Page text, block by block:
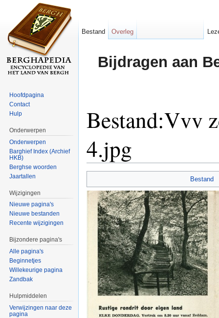
Bijdragen aan
Bestand:Vvv
4.jpg
Bestand
Bestand Overleg
Hoofdpagina
Contact
Hulp
Onderwerpen
Onderwerpen
Barghief Index (Archief
HKB)
Berghse woorden
Jaartallen
Wijzigingen
Nieuwe pagina's
Nieuwe bestanden
Recente wijzigingen
Bijzondere pagina's
Alle pagina's
Beginnetjes
Willekeurige pagina
Zandbak
Hulpmiddelen
Verwijzingen naar deze
pagina